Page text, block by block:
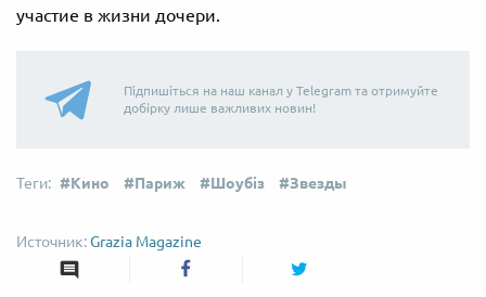
участие в жизни дочери.
Підпишіться на наш канал у Telegram та отримуйте
добірку лише важливих новин!
Кино Париж Шоубіз Звезды
Grazia Magazine